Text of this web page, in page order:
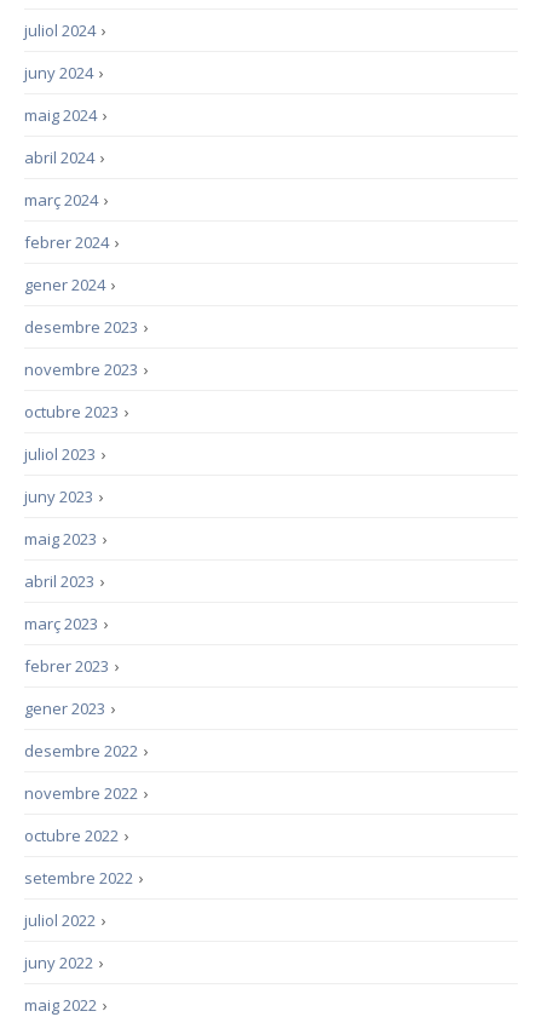
›
juliol 2024
›
juny 2024
›
maig 2024
›
abril 2024
›
març 2024
›
febrer 2024
›
gener 2024
›
desembre 2023
›
novembre 2023
›
octubre 2023
›
juliol 2023
›
juny 2023
›
maig 2023
›
abril 2023
›
març 2023
›
febrer 2023
›
gener 2023
›
desembre 2022
›
novembre 2022
›
octubre 2022
›
setembre 2022
›
juliol 2022
›
juny 2022
›
maig 2022